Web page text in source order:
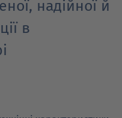
надійної й
в